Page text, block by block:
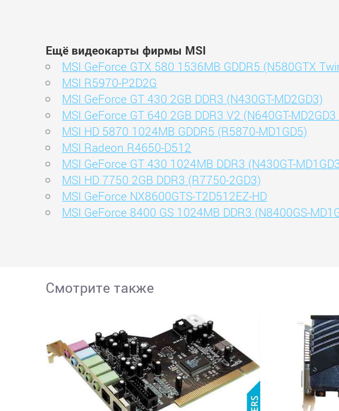
Ещё видеокарты фирмы MSI
MSI GeForce GTX 580 1536MB GDDR5 (N580GTX
MSI R5970-P2D2G
MSI GeForce GT 430 2GB DDR3 (N430GT-MD2GD3)
MSI GeForce GT 640 2GB DDR3 V2 (N640GT-MD2GD3
MSI HD 5870 1024MB GDDR5 (R5870-MD1GD5)
MSI Radeon R4650-D512
MSI GeForce GT 430 1024MB DDR3 (N430GT-
MSI HD 7750 2GB DDR3 (R7750-2GD3)
MSI GeForce NX8600GTS-T2D512EZ-HD
MSI GeForce 8400 GS 1024MB DDR3 (N8400GS-
Смотрите также